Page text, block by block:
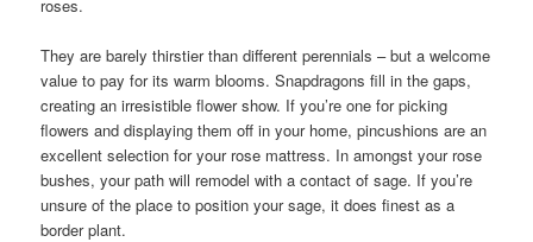
roses.
They are barely thirstier than different perennials – but a welcome
value to pay for its warm blooms. Snapdragons fill in the gaps,
creating an irresistible flower show. If you’re one for picking
flowers and displaying them off in your home, pincushions are an
excellent selection for your rose mattress. In amongst your rose
bushes, your path will remodel with a contact of sage. If you’re
unsure of the place to position your sage, it does finest as a
border plant.